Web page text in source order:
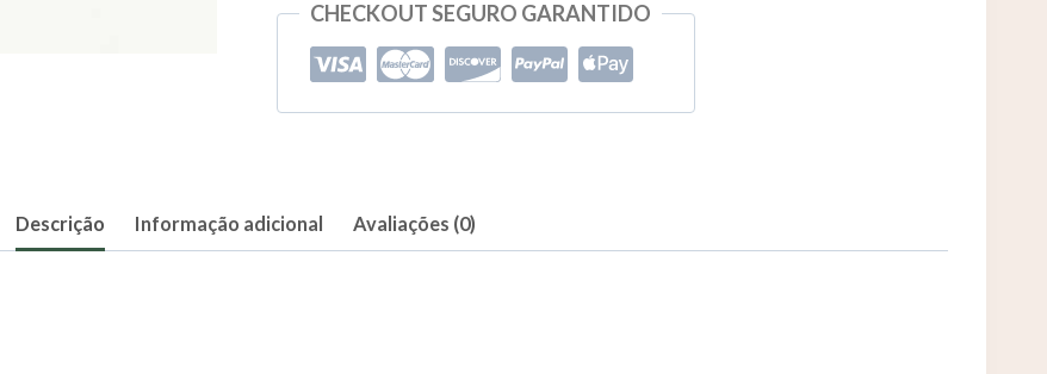
CHECKOUT SEGURO GARANTIDO
Descrição Informação adicional Avaliações (0)